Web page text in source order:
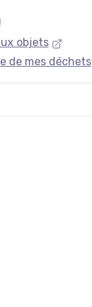
objets
de mes déchets